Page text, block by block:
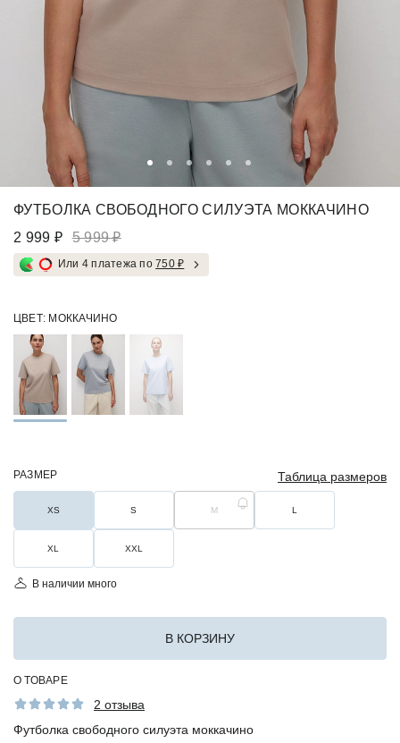
ФУТБОЛКА СВОБОДНОГО СИЛУЭТА МОККАЧИНО
2 999 ₽
5 999 ₽
Или 4 платежа по750 ₽
ЦВЕТ: МОККАЧИНО
РАЗМЕР Таблица размеров
XS S M L
XL XXL
В наличии много
В КОРЗИНУ
О ТОВАРЕ
2 отзыва
Футболка свободного силуэта моккачино